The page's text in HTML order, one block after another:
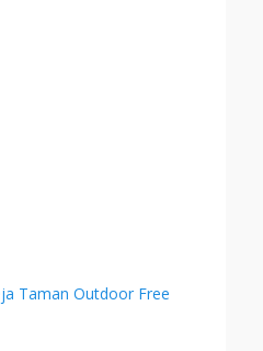
Taman Outdoor Free